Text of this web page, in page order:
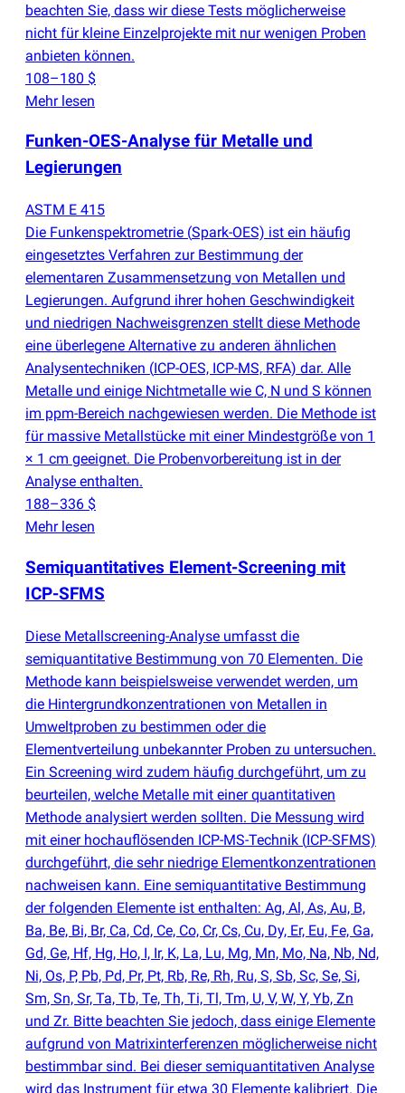
beachten Sie, dass wir diese Tests möglicherweise
nicht für kleine Einzelprojekte mit nur wenigen Proben
anbieten können.
108–180 $
Mehr lesen
Funken-OES-Analyse für Metalle und
Legierungen
ASTM E 415
Die Funkenspektrometrie (Spark-OES) ist ein häufig
eingesetztes Verfahren zur Bestimmung der
elementaren Zusammensetzung von Metallen und
Legierungen. Aufgrund ihrer hohen Geschwindigkeit
und niedrigen Nachweisgrenzen stellt diese Methode
eine überlegene Alternative zu anderen ähnlichen
Analysentechniken (ICP-OES, ICP-MS, RFA) dar. Alle
Metalle und einige Nichtmetalle wie C, N und S können
im ppm-Bereich nachgewiesen werden. Die Methode ist
für massive Metallstücke mit einer Mindestgröße von 1
× 1 cm geeignet. Die Probenvorbereitung ist in der
Analyse enthalten.
188–336 $
Mehr lesen
Semiquantitatives Element-Screening mit
ICP-SFMS
Diese Metallscreening-Analyse umfasst die
semiquantitative Bestimmung von 70 Elementen. Die
Methode kann beispielsweise verwendet werden, um
die Hintergrundkonzentrationen von Metallen in
Umweltproben zu bestimmen oder die
Elementverteilung unbekannter Proben zu untersuchen.
Ein Screening wird zudem häufig durchgeführt, um zu
beurteilen, welche Metalle mit einer quantitativen
Methode analysiert werden sollten. Die Messung wird
mit einer hochauflösenden ICP-MS-Technik (ICP-SFMS)
durchgeführt, die sehr niedrige Elementkonzentrationen
nachweisen kann. Eine semiquantitative Bestimmung
der folgenden Elemente ist enthalten: Ag, Al, As, Au, B,
Ba, Be, Bi, Br, Ca, Cd, Ce, Co, Cr, Cs, Cu, Dy, Er, Eu, Fe, Ga,
Gd, Ge, Hf, Hg, Ho, I, Ir, K, La, Lu, Mg, Mn, Mo, Na, Nb, Nd,
Ni, Os, P, Pb, Pd, Pr, Pt, Rb, Re, Rh, Ru, S, Sb, Sc, Se, Si,
Sm, Sn, Sr, Ta, Tb, Te, Th, Ti, Tl, Tm, U, V, W, Y, Yb, Zn
und Zr. Bitte beachten Sie jedoch, dass einige Elemente
aufgrund von Matrixinterferenzen möglicherweise nicht
bestimmbar sind. Bei dieser semiquantitativen Analyse
wird das Instrument für etwa 30 Elemente kalibriert. Die